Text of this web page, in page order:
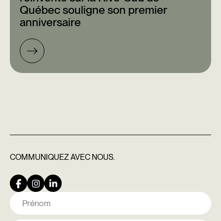
Québec souligne son premier
anniversaire
COMMUNIQUEZAVEC NOUS.
Nom